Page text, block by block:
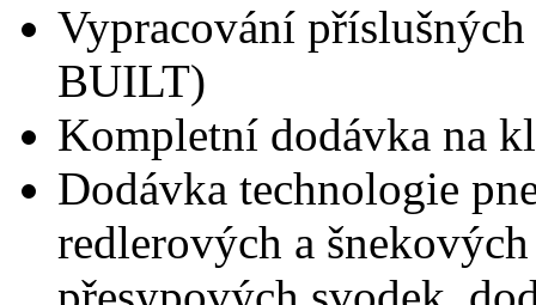
Vypracování
BUILT)
Kompletní dodávka na
Dodávka technologie
redlerových a